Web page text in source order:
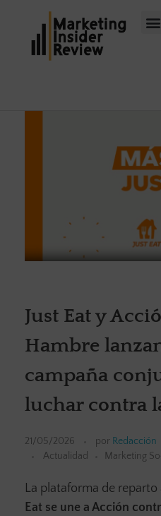
Just Eat y
Hambre
campaña
luchar contra
21/05/2026 por Redacción
Actualidad
Marketing
La plataforma de
Eat se une a Acción